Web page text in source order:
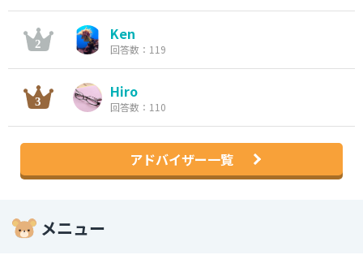
Ken
回答数：119
Hiro
回答数：110
アドバイザー一覧
メニュー